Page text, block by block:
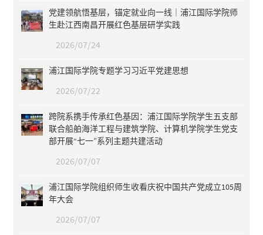
党建领航悟基层，锚定就业向一线｜浦江国际学院师
生赴江西南昌开展红色基层研学实践
2026/07/24
浦江国际学院专题学习习近平党建思想
2026/07/22
跨院系携手传承红色基因：浦江国际学院学生五支部
联合船舶海洋工程与建筑学院、计算机学院学生党支
部开展“七一”系列主题共建活动
2026/07/07
浦江国际学院组织师生收看庆祝中国共产党成立105周
年大会
2026/07/07